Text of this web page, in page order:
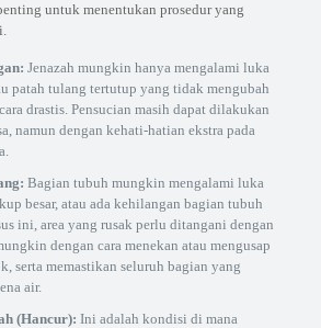
untuk menentukan prosedur yang
Jenazah mungkin hanya mengalami luka
patah tulang tertutup yang tidak mengubah
drastis. Pensucian masih dapat dilakukan
namun dengan kehati-hatian ekstra pada
Bagian tubuh mungkin mengalami luka
besar, atau ada kehilangan bagian tubuh
ini, area yang rusak perlu ditangani dengan
dengan cara menekan atau mengusap
serta memastikan seluruh bagian yang
air.
(Hancur): Ini adalah kondisi di mana